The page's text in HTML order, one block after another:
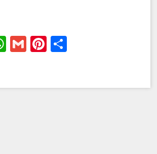
WhatsApp
GmailPinterest